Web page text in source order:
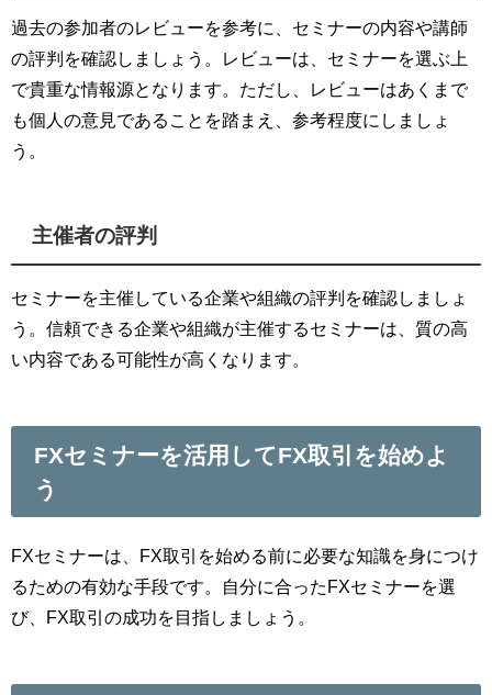
過去の参加者のレビューを参考に、セミナーの内容や講師
の評判を確認しましょう。レビューは、セミナーを選ぶ上
で貴重な情報源となります。ただし、レビューはあくまで
も個人の意見であることを踏まえ、参考程度にしましょ
う。
主催者の評判
セミナーを主催している企業や組織の評判を確認しましょ
う。信頼できる企業や組織が主催するセミナーは、質の高
い内容である可能性が高くなります。
FXセミナーを活用してFX取引を始めよ
う
FXセミナーは、FX取引を始める前に必要な知識を身につけ
るための有効な手段です。自分に合ったFXセミナーを選
び、FX取引の成功を目指しましょう。